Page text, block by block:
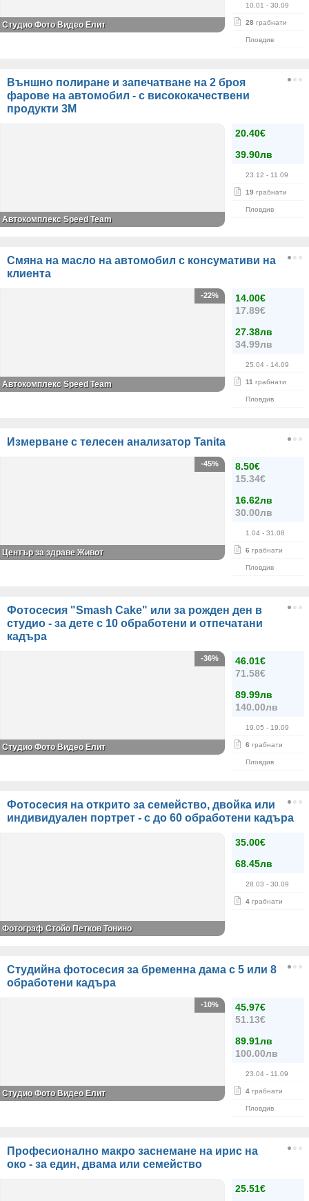
10.01 - 30.09
28 грабнати
Пловдив
Студио Фото Видео Елит
Външно полиране и запечатване на 2 броя
фарове на автомобил - с висококачествени
продукти 3M
20.40€
39.90лв
23.12 - 11.09
19 грабнати
Пловдив
Автокомплекс Speed Team
Смяна на масло на автомобил с консумативи на
клиента
14.00€
17.89€
27.38лв
34.99лв
25.04 - 14.09
11 грабнати
Пловдив
-22%
Автокомплекс Speed Team
Измерване с телесен анализатор Tanita
8.50€
15.34€
16.62лв
30.00лв
1.04 - 31.08
6 грабнати
Пловдив
-45%
Център за здраве Живот
Фотосесия "Smash Cake" или за рожден ден в
студио - за дете с 10 обработени и отпечатани
кадъра
46.01€
71.58€
89.99лв
140.00лв
19.05 - 19.09
6 грабнати
Пловдив
-36%
Студио Фото Видео Елит
Фотосесия на открито за семейство, двойка или
индивидуален портрет - с до 60 обработени кадъра
35.00€
68.45лв
28.03 - 30.09
4 грабнати
Фотограф Стойо Петков Тонино
Студийна фотосесия за бременна дама с 5 или 8
обработени кадъра
45.97€
51.13€
89.91лв
100.00лв
23.04 - 11.09
4 грабнати
Пловдив
-10%
Студио Фото Видео Елит
Професионално макро заснемане на ирис на
око - за един, двама или семейство
25.51€